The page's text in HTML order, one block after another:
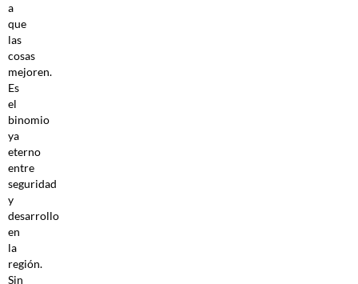
a
que
las
cosas
mejoren.
Es
el
binomio
ya
eterno
entre
seguridad
y
desarrollo
en
la
región.
Sin